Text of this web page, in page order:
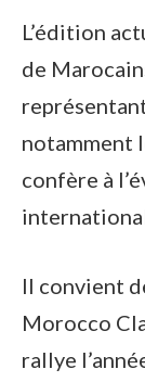
L’édition
de
notamment
confère à
Il convient
Morocco
rallye